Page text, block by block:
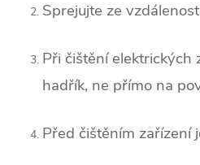
Sprejujte ze
Při čištění elektrických
hadřík, ne přímo na
Před čištěním zařízení